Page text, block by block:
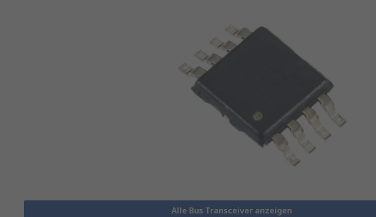
Alle Bus Transceiver anzeigen